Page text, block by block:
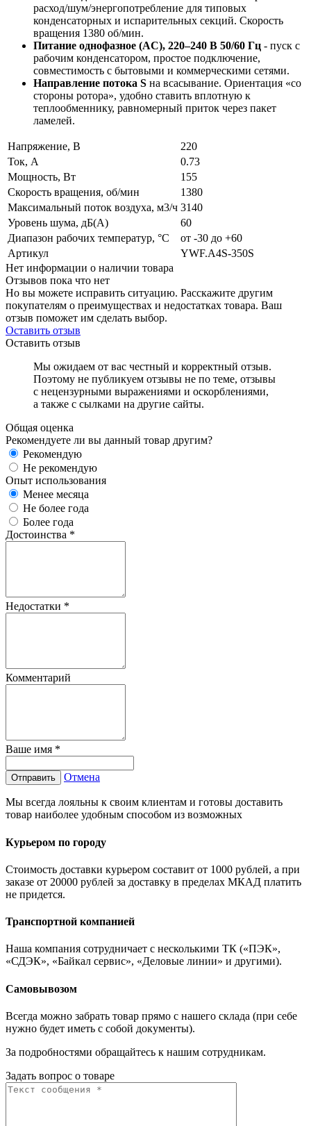
расход/шум/энергопотребление для типовых
конденсаторных и испарительных секций. Скорость
вращения 1380 об/мин.
Питание однофазное (AC), 220–240 В 50/60 Гц - пуск с
рабочим конденсатором, простое подключение,
совместимость с бытовыми и коммерческими сетями.
Направление потока S на всасывание. Ориентация «со
стороны ротора», удобно ставить вплотную к
теплообменнику, равномерный приток через пакет
ламелей.
Напряжение, В
220
Ток, А
0.73
Мощность, Вт
155
Скорость вращения, об/мин
1380
Максимальный поток воздуха, м3/ч 3140
Уровень шума, дБ(А)
60
Диапазон рабочих температур, °C
от -30 до +60
Артикул
YWF.A4S-350S
Нет информации о наличии товара
Отзывов пока что нет
Но вы можете исправить ситуацию. Расскажите другим
покупателям о преимуществах и недостатках товара. Ваш
отзыв поможет им сделать выбор.
Оставить отзыв
Оставить отзыв
Мы ожидаем от вас честный и корректный отзыв.
Поэтому не публикуем отзывы не по теме, отзывы
с нецензурными выражениями и оскорблениями,
а также с сылками на другие сайты.
Общая оценка
Рекомендуете ли вы данный товар другим?
Рекомендую
Не рекомендую
Опыт использования
Менее месяца
Не более года
Более года
Достоинства *
Недостатки *
Комментарий
Ваше имя *
Отправить Отмена
Мы всегда лояльны к своим клиентам и готовы доставить
товар наиболее удобным способом из возможных
Курьером по городу
Стоимость доставки курьером составит от 1000 рублей, а при
заказе от 20000 рублей за доставку в пределах МКАД платить
не придется.
Транспортной компанией
Наша компания сотрудничает с несколькими ТК («ПЭК»,
«СДЭК», «Байкал сервис», «Деловые линии» и другими).
Самовывозом
Всегда можно забрать товар прямо с нашего склада (при себе
нужно будет иметь с собой документы).
За подробностями обращайтесь к нашим сотрудникам.
Задать вопрос о товаре